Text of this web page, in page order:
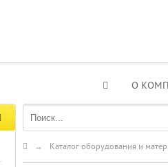
О
→ Каталог оборудования и